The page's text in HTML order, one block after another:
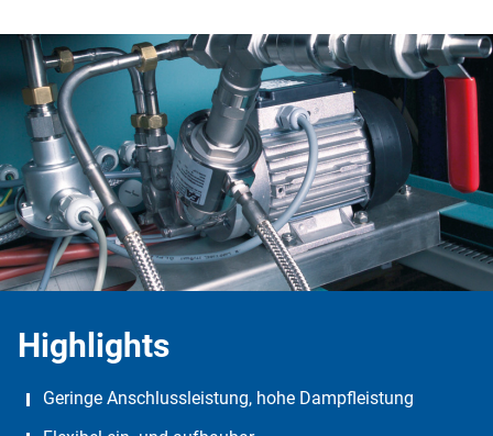
Highlights
Geringe Anschlussleistung, hohe Dampfleistung